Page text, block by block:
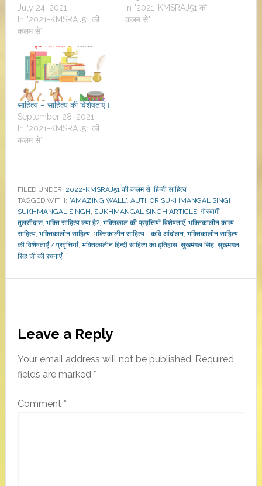
July 24, 2021
In "2021-KMSRAJ51 की
कलम से"
In "2021-KMSRAJ51 की
कलम से"
साहित्य – साहित्य की विशेषताएं।
September 28, 2021
In "2021-KMSRAJ51 की
कलम से"
FILED UNDER: 2022-KMSRAJ51 की कलम से, हिन्दी साहित्य
TAGGED WITH: "AMAZING WALL", AUTHOR SUKHMANGAL SINGH,
SUKHMANGAL SINGH, SUKHMANGAL SINGH ARTICLE, गोस्वामी
तुलसीदास, भक्ति साहित्य क्या है?, भक्तिकाल की प्रवृत्तियाँ विशेषताएँ, भक्तिकालीन काव्य
साहित्य, भक्तिकालीन साहित्य, भक्तिकालीन साहित्य - कवि आंदोलन, भक्तिकालीन साहित्य
की विशेषताएँ / प्रवृत्तियाँ, भक्तिकालीन हिन्दी साहित्य का इतिहास, सुखमंगल सिंह, सुखमंगल
सिंह जी की रचनाएँ
Reader
Interactions
Leave a Reply
Your email address will not be published. Required
fields are marked *
Comment *